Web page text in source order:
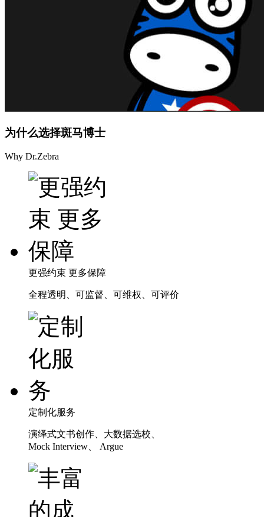
为什么选择斑马博士
Why Dr.Zebra
更强约束 更多保障
全程透明、可监督、可维权、可评价
定制化服务
演绎式文书创作、大数据选校、
Mock Interview、 Argue